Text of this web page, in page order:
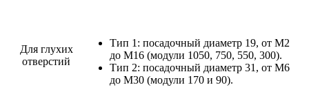
Для глухих
отверстий
Тип 1: посадочный диаметр 19, от М2
до М16 (модули 1050, 750, 550, 300).
Тип 2: посадочный диаметр 31, от М6
до М30 (модули 170 и 90).